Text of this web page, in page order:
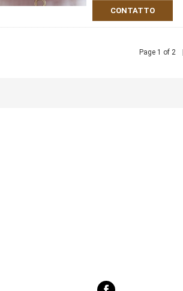
CONTATTO
Page 1 of 2